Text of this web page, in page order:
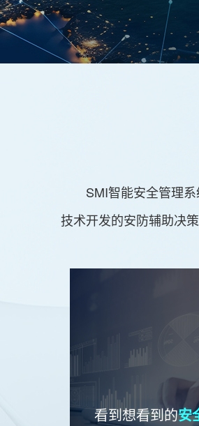
SMI智能安全管理系
技术开发的安防辅助决
看到想看到的安